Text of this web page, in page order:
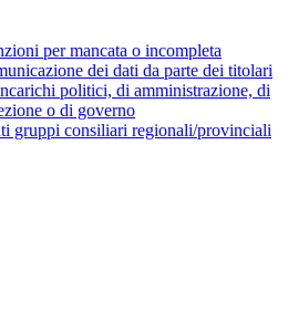
per mancata o incompleta
dei dati da parte dei titolari
politici, di amministrazione, di
o di governo
gruppi consiliari regionali/provinciali